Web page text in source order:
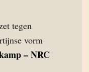
tegen
vorm
– NRC